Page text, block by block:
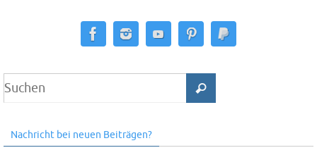
Nachricht bei neuen Beiträgen?